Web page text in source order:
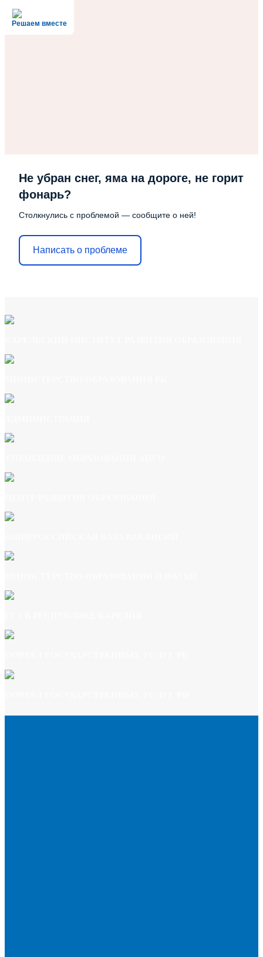
Решаем вместе
Не убран снег, яма на дороге, не горит
фонарь?
Столкнулись с проблемой — сообщите о ней!
Написать о проблеме